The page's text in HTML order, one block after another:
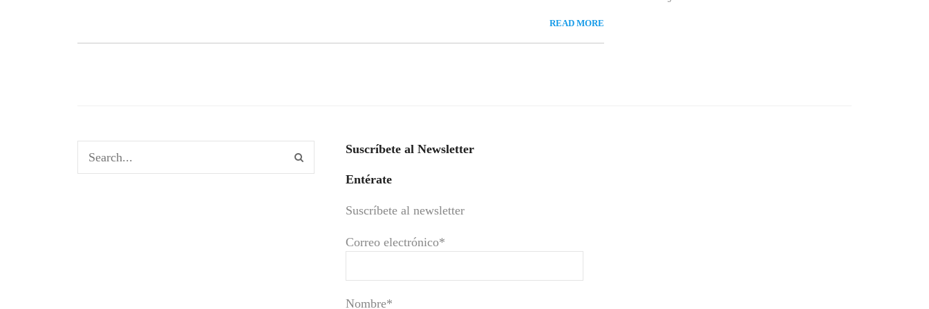
READ MORE
Suscríbete al Newsletter
Entérate
Suscríbete al newsletter
Correo electrónico*
Nombre*